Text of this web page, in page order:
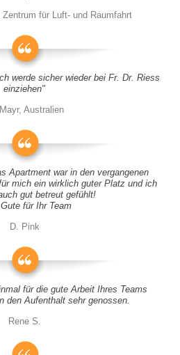
für Luft- und Raumfahrt
werde sicher wieder bei Fr. Dr. Riess
einziehen"
Australien
Apartment war in den vergangenen
mich ein wirklich guter Platz und ich
gut betreut gefühlt!
für Ihr Team
D. Pink
für die gute Arbeit Ihres Teams
den Aufenthalt sehr genossen.
Rene S.